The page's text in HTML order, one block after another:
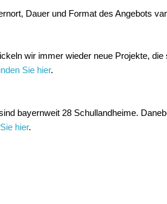
Dauer und Format des Angebots
wir immer wieder neue Projekte,
Sie hier.
bayernweit 28 Schullandheime.
hier.